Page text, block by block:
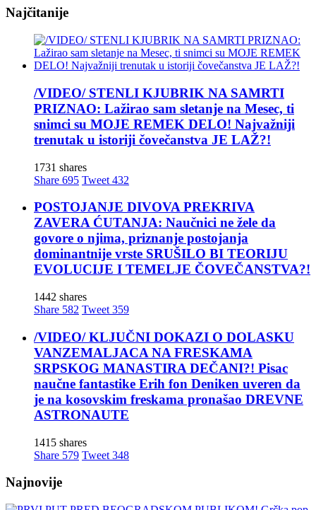
Najčitanije
/VIDEO/ STENLI KJUBRIK NA SAMRTI
PRIZNAO: Lažirao sam sletanje na Mesec, ti
snimci su MOJE REMEK DELO! Najvažniji
trenutak u istoriji čovečanstva JE LAŽ?!
1731 shares
Share 695 Tweet 432
POSTOJANJE DIVOVA PREKRIVA
ZAVERA ĆUTANJA: Naučnici ne žele da
govore o njima, priznanje postojanja
dominantnije vrste SRUŠILO BI TEORIJU
EVOLUCIJE I TEMELJE ČOVEČANSTVA?!
1442 shares
Share 582 Tweet 359
/VIDEO/ KLJUČNI DOKAZI O DOLASKU
VANZEMALJACA NA FRESKAMA
SRPSKOG MANASTIRA DEČANI?! Pisac
naučne fantastike Erih fon Deniken uveren da
je na kosovskim freskama pronašao DREVNE
ASTRONAUTE
1415 shares
Share 579 Tweet 348
Najnovije